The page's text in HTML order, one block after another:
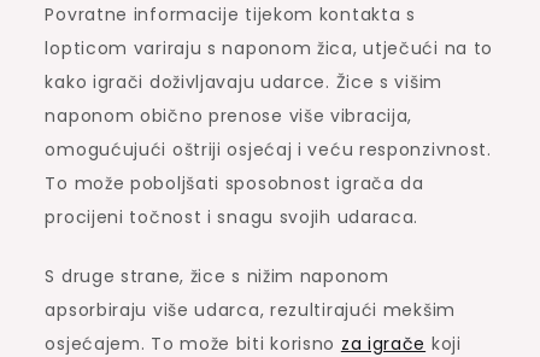
Povratne informacije tijekom kontakta s
lopticom variraju s naponom žica, utječući na to
kako igrači doživljavaju udarce. Žice s višim
naponom obično prenose više vibracija,
omogućujući oštriji osjećaj i veću responzivnost.
To može poboljšati sposobnost igrača da
procijeni točnost i snagu svojih udaraca.
S druge strane, žice s nižim naponom
apsorbiraju više udarca, rezultirajući mekšim
osjećajem. To može biti korisno za igrače koji